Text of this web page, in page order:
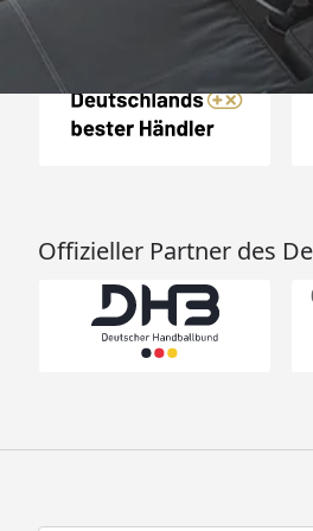
Auszeichnungen
Offizieller Partner des